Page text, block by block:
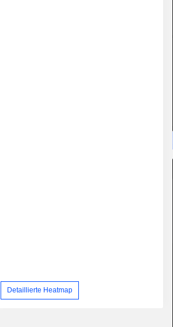
Detaillierte Heatmap